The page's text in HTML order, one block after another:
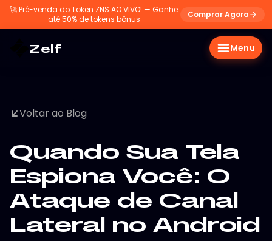
🚀Pré-venda do Token ZNS AO VIVO! — Ganhe
até 50% de tokens bônus
Comprar Agora
Zelf Menu
Voltar ao Blog
Quando Sua Tela
Espiona Você: O
Ataque de Canal
Lateral no Android